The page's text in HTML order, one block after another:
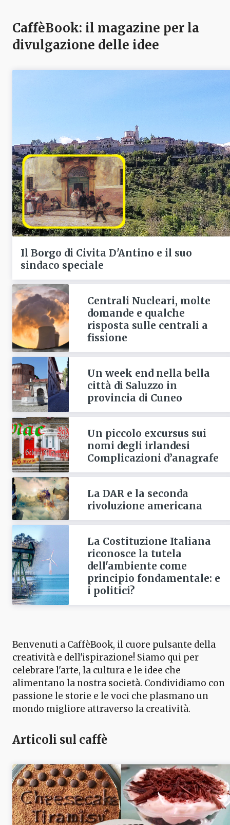
CaffèBook: il magazine per la
divulgazione delle idee
Il Borgo di Civita D'Antino e il suo
sindaco speciale
Centrali Nucleari, molte
domande e qualche
risposta sulle centrali a
fissione
Un week end nella bella
città di Saluzzo in
provincia di Cuneo
Un piccolo excursus sui
nomi degli irlandesi
Complicazioni d’anagrafe
La DAR e la seconda
rivoluzione americana
La Costituzione Italiana
riconosce la tutela
dell'ambiente come
principio fondamentale: e
i politici?
Benvenuti a CaffèBook, il cuore pulsante della
creatività e dell'ispirazione! Siamo qui per
celebrare l'arte, la cultura e le idee che
alimentano la nostra società. Condividiamo con
passione le storie e le voci che plasmano un
mondo migliore attraverso la creatività.
Articoli sul caffè